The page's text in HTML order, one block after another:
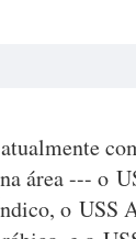
área --- o
o USS